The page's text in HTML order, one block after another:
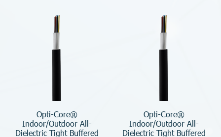
Opti-Core®
Indoor/Outdoor All-
Dielectric Tight Buffered
Opti-Core®
Indoor/Outdoor All-
Dielectric Tight Buffered